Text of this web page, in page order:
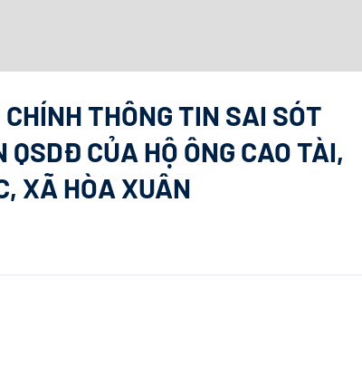
THÔNG TIN SAI SÓT
CỦA HỘ ÔNG CAO TÀI,
XÃ HÒA XUÂN